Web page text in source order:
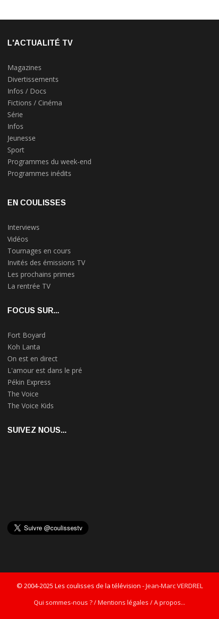
L'ACTUALITÉ TV
Magazines
Divertissements
Infos / Docs
Fictions / Cinéma
Série
Infos
Jeunesse
Sport
Programmes du week-end
Programmes inédits
EN COULISSES
Interviews
Vidéos
Tournages en cours
Invités des émissions TV
Les prochains primes
La rentrée TV
FOCUS SUR...
Fort Boyard
Koh Lanta
On est en direct
L'amour est dans le pré
Pékin Express
The Voice
The Voice Kids
SUIVEZ NOUS...
© 2004-2025 Les coulisses de la télévision -Jean-Marc VERDREL
Qui sommes-nous ? / Mentions légales / A propos...